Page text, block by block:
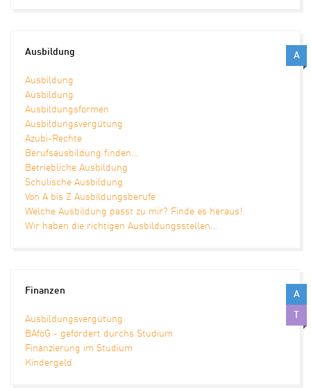
A
Ausbildung
Ausbildung
Ausbildung
Ausbildungsformen
Ausbildungsvergütung
Azubi-Rechte
Berufsausbildung finden…
Betriebliche Ausbildung
Schulische Ausbildung
Von A bis Z Ausbildungsberufe
Welche Ausbildung passt zu mir? Finde es heraus!
Wir haben die richtigen Ausbildungsstellen…
A
Finanzen
Ausbildungsvergütung
BAföG - gefördert durchs Studium
Finanzierung im Studium
Kindergeld